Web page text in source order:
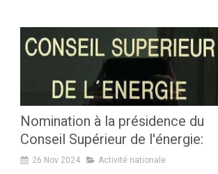
Nomination à la présidence du
Conseil Supérieur de l'énergie:
26 Nov 2024 Activité nationale